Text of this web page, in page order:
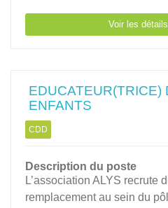
Voir les
EDUCATEUR(TRICE)
ENFANTS
CDD
Description du poste
L’association ALYS recrute
remplacement au sein du